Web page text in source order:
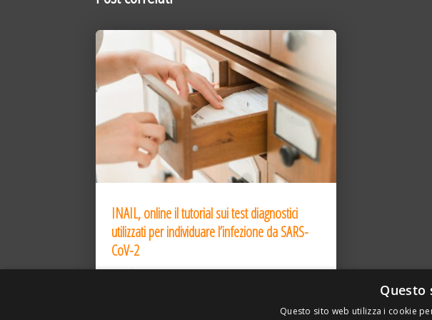
INAIL, online il tutorial sui test diagnostici
utilizzati per individuare l’infezione da SARS-
CoV-2
31 Dic 2020
Questo
Questo sito web utilizza i cookie